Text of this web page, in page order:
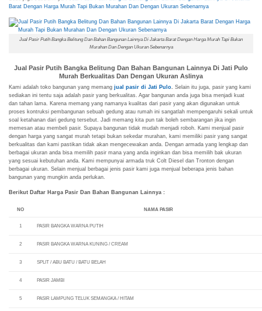
Barat Dengan Harga Murah Tapi Bukan Murahan Dan Dengan Ukuran Sebenarnya
Jual Pasir Putih Bangka Belitung Dan Bahan Bangunan Lainnya Di Jakarta Barat Dengan Harga Murah Tapi Bukan
Murahan Dan Dengan Ukuran Sebenarnya
Jual Pasir Putih Bangka Belitung Dan Bahan Bangunan Lainnya Di Jati Pulo
Murah Berkualitas Dan Dengan Ukuran Aslinya
Kami adalah toko bangunan yang memang jual pasir di Jati Pulo. Selain itu juga, pasir yang kami
sediakan ini tentu saja adalah pasir yang berkualitas. Agar bangunan anda juga bisa menjadi kuat
dan tahan lama. Karena memang yang namanya kualitas dari pasir yang akan digunakan untuk
proses kontruksi pembangunan sebuah gedung atau rumah ini sangatlah mempengaruhi sekali untuk
soal ketahanan dari gedung tersebut. Jadi memang kita pun tak boleh sembarangan jika ingin
memesan atau membeli pasir. Supaya bangunan tidak mudah menjadi roboh. Kami menjual pasir
dengan harga yang sangat murah tetapi bukan sekedar murahan, kami memiliki pasir yang sangat
berkualitas dan kami pastikan tidak akan mengecewakan anda. Dengan armada yang lengkap dan
berbagai ukuran anda bisa memilih pasir mana yang anda inginkan dan bisa memilih bak ukuran
yang sesuai kebutuhan anda. Kami mempunyai armada truk Colt Diesel dan Tronton dengan
berbagai ukuran. Selain menjual berbagai jenis pasir kami juga menjual beberapa jenis bahan
bangunan yang mungkin anda perlukan.
Berikut Daftar Harga Pasir Dan Bahan Bangunan Lainnya :
NO NAMA PASIR
1 PASIR BANGKA WARNA PUTIH
2 PASIR BANGKA WARNA KUNING / CREAM
3 SPLIT / ABU BATU / BATU BELAH
4 PASIR JAMBI
5 PASIR LAMPUNG TELUK SEMANGKA / HITAM